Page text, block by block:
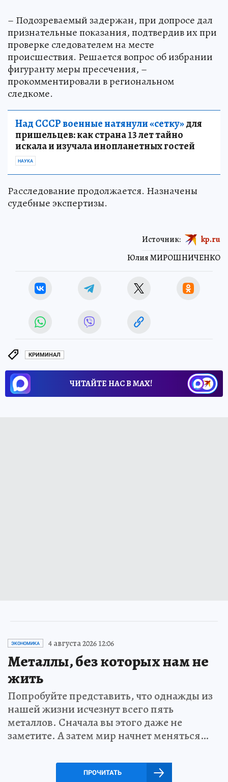
– Подозреваемый задержан, при допросе дал
признательные показания, подтвердив их при
проверке следователем на месте
происшествия. Решается вопрос об избрании
фигуранту меры пресечения, –
прокомментировали в региональном
следкоме.
Над СССР военные натянули «сетку»для
пришельцев: как страна 13 лет тайно
искала и изучала инопланетных гостей
НАУКА
Расследование продолжается. Назначены
судебные экспертизы.
Юлия МИРОШНИЧЕНКО
Источник: kp.ru
КРИМИНАЛ
ЧИТАЙТЕ НАС В МАХ!
ЭКОНОМИКА 4 августа 2026 12:06
Металлы, без которых нам не
жить
Попробуйте представить, что однажды из
нашей жизни исчезнут всего пять
металлов. Сначала вы этого даже не
заметите. А затем мир начнет меняться…
ПРОЧИТАТЬ